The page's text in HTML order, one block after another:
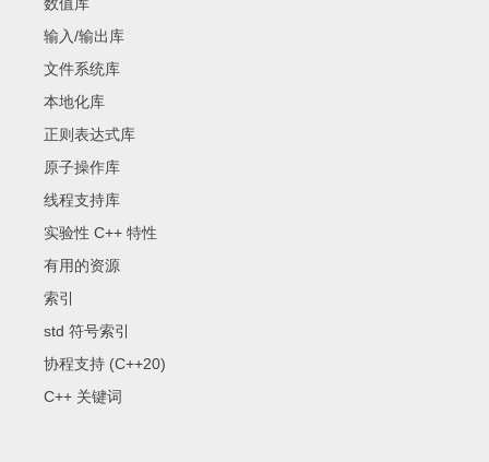
输入/输出库
文件系统库
本地化库
正则表达式库
原子操作库
线程支持库
实验性 C++ 特性
有用的资源
索引
std 符号索引
协程支持 (C++20)
C++ 关键词